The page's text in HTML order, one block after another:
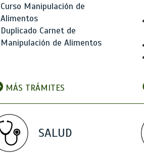
Curso Manipulación de
Alimentos
Duplicado Carnet de
Manipulación de Alimentos
MÁS TRÁMITES
SALUD